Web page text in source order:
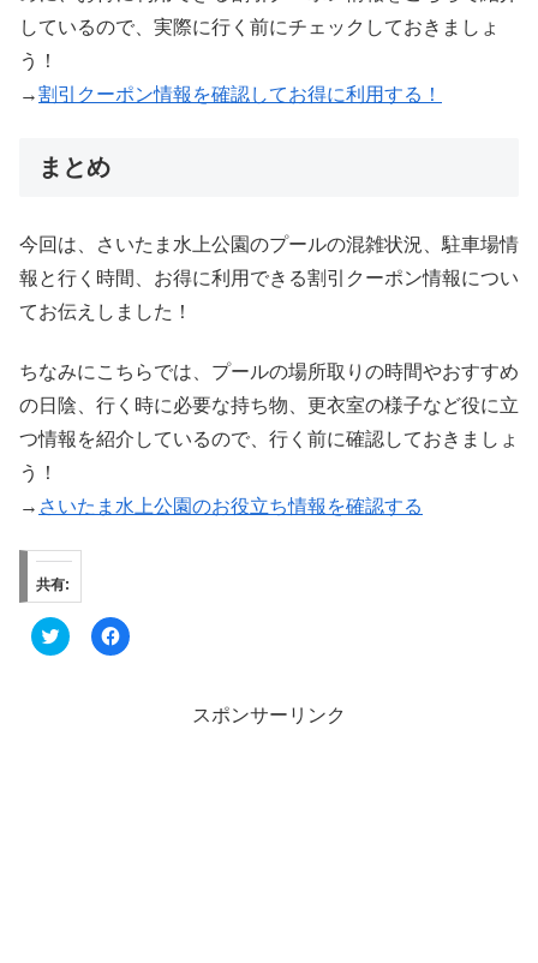
しているので、実際に行く前にチェックしておきましょ
う！
→割引クーポン情報を確認してお得に利用する！
まとめ
今回は、さいたま水上公園のプールの混雑状況、駐車場情
報と行く時間、お得に利用できる割引クーポン情報につい
てお伝えしました！
ちなみにこちらでは、プールの場所取りの時間やおすすめ
の日陰、行く時に必要な持ち物、更衣室の様子など役に立
つ情報を紹介しているので、行く前に確認しておきましょ
う！
→ さいたま水上公園のお役立ち情報を確認する
共有:
ク
リ
F
a
スポンサーリンク